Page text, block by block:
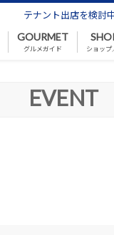
テナント出店を検討
GOURMET
グルメガイド ショップ
EVENT